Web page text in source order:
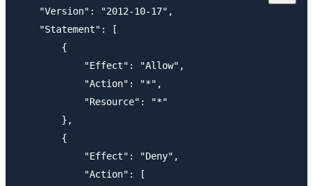
    "Version": "2012-10-17",
    "Statement": [
        {
            "Effect": "Allow",
            "Action": "*",
            "Resource": "*"
        },
        {
            "Effect": "Deny",
            "Action": [